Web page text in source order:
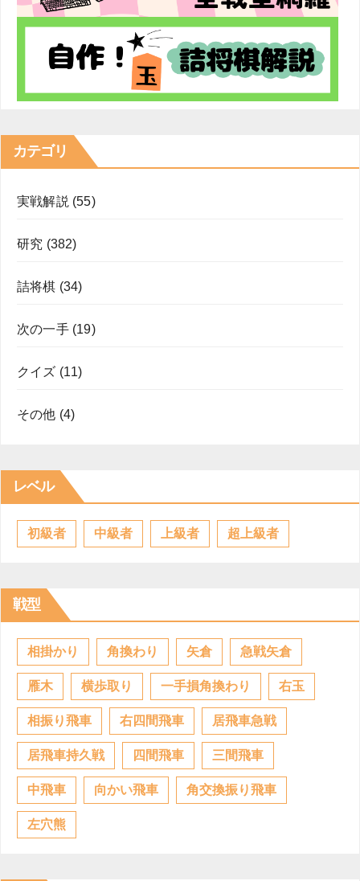
カテゴリ
実戦解説 (55)
研究 (382)
詰将棋 (34)
次の一手(19)
クイズ (11)
その他 (4)
レベル
初級者 中級者 上級者 超上級者
戦型
相掛かり 角換わり 矢倉 急戦矢倉
雁木 横歩取り 一手損角換わり 右玉
相振り飛車 右四間飛車 居飛車急戦
居飛車持久戦 四間飛車 三間飛車
中飛車 向かい飛車 角交換振り飛車
左穴熊